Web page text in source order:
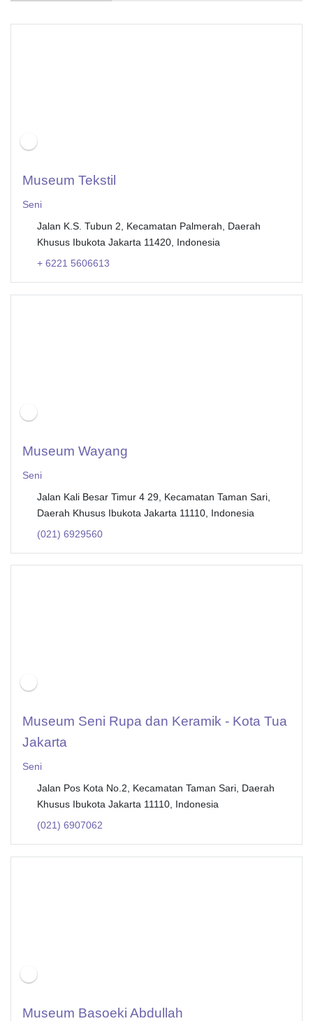
Museum Tekstil
Seni
Jalan K.S. Tubun 2, Kecamatan Palmerah, Daerah
Khusus Ibukota Jakarta 11420, Indonesia
+ 6221 5606613
Museum Wayang
Seni
Jalan Kali Besar Timur 4 29, Kecamatan Taman Sari,
Daerah Khusus Ibukota Jakarta 11110, Indonesia
(021) 6929560
Museum Seni Rupa dan Keramik - Kota Tua
Jakarta
Seni
Jalan Pos Kota No.2, Kecamatan Taman Sari, Daerah
Khusus Ibukota Jakarta 11110, Indonesia
(021) 6907062
Museum Basoeki Abdullah